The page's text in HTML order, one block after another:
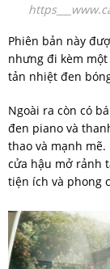
Phiên bản này
nhưng đi kèm
tản nhiệt đen
Ngoài ra còn có
đen piano và
thao và mạnh
cửa hậu mở rảnh
tiện ích và phong